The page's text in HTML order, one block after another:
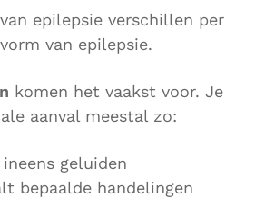
epilepsie verschillen per
van epilepsie.
komen het vaakst voor. Je
aanval meestal zo:
geluiden
bepaalde handelingen